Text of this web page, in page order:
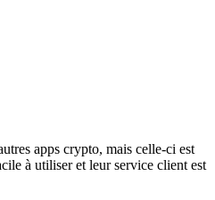
apps crypto, mais celle-ci est
à utiliser et leur service client est